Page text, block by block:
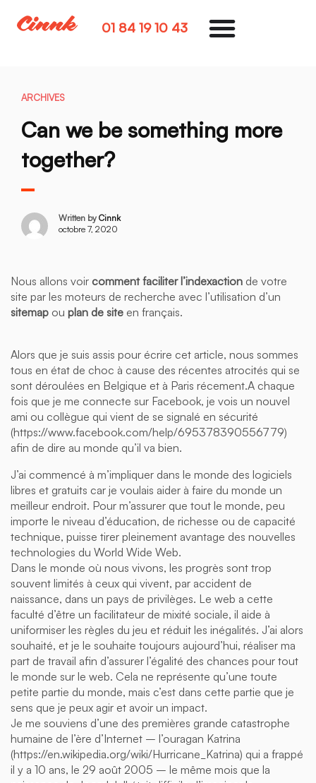
01 84 19 10 43
ARCHIVES
Can we be something more
together?
Written by Cinnk
octobre 7, 2020
Nous allons voir comment faciliter l’indexaction de votre
site par les moteurs de recherche avec l’utilisation d’un
sitemap ou plan de site en français.
Alors que je suis assis pour écrire cet article, nous sommes
tous en état de choc à cause des récentes atrocités qui se
sont déroulées en Belgique et à Paris récement.A chaque
fois que je me connecte sur Facebook, je vois un nouvel
ami ou collègue qui vient de se signalé en sécurité
(https://www.facebook.com/help/695378390556779)
afin de dire au monde qu’il va bien.
J’ai commencé à m’impliquer dans le monde des logiciels
libres et gratuits car je voulais aider à faire du monde un
meilleur endroit. Pour m’assurer que tout le monde, peu
importe le niveau d’éducation, de richesse ou de capacité
technique, puisse tirer pleinement avantage des nouvelles
technologies du World Wide Web.
Dans le monde où nous vivons, les progrès sont trop
souvent limités à ceux qui vivent, par accident de
naissance, dans un pays de privilèges. Le web a cette
faculté d’être un facilitateur de mixité sociale, il aide à
uniformiser les règles du jeu et réduit les inégalités. J’ai alors
souhaité, et je le souhaite toujours aujourd’hui, réaliser ma
part de travail afin d’assurer l’égalité des chances pour tout
le monde sur le web. Cela ne représente qu’une toute
petite partie du monde, mais c’est dans cette partie que je
sens que je peux agir et avoir un impact.
Je me souviens d’une des premières grande catastrophe
humaine de l’ère d’Internet – l’ouragan Katrina
(https://en.wikipedia.org/wiki/Hurricane_Katrina) qui a frappé
il y a 10 ans, le 29 août 2005 – le même mois que la